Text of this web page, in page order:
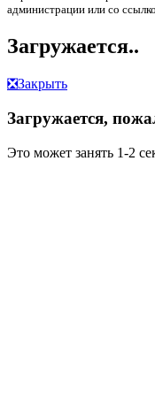
администрации или со
Загружается..
❎Закрыть
Загружается,
Это может занять 1-2